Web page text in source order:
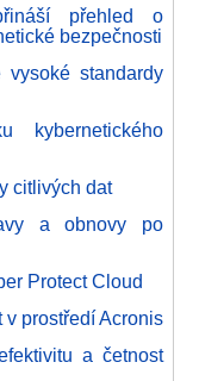
přehled o
bezpečnosti
standardy
kybernetického
citlivých dat
a obnovy po
Protect Cloud
prostředí Acronis
a četnost